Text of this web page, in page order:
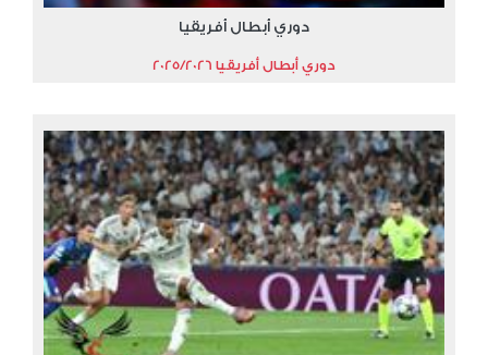
دوري أبطال أفريقيا
دوري أبطال أفريقيا 2025/2026